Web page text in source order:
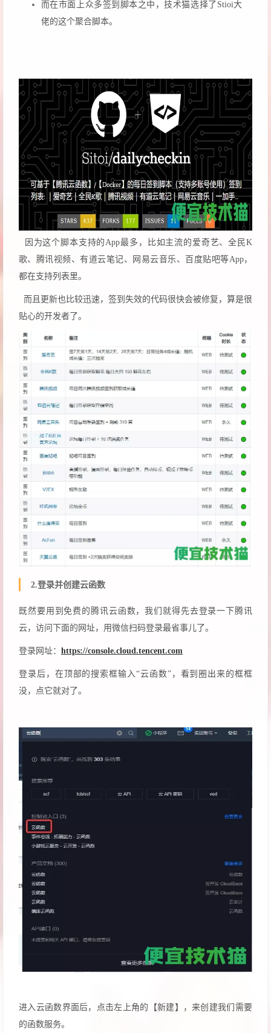
而在市面上众多签到脚本之中，技术猫选择了Stioi大
佬的这个聚合脚本。
因为这个脚本支持的App最多，比如主流的爱奇艺、全民K
歌、腾讯视频、有道云笔记、网易云音乐、百度贴吧等App，
都在支持列表里。
而且更新也比较迅速，签到失效的代码很快会被修复，算是很
贴心的开发者了。
2.登录并创建云函数
既然要用到免费的腾讯云函数，我们就得先去登录一下腾讯
云，访问下面的网址，用微信扫码登录最省事儿了。
登录网址： https://console.cloud.tencent.com
登录后，在顶部的搜索框输入“云函数”，看到圈出来的框框
没，点它就对了。
进入云函数界面后，点击左上角的【新建】，来创建我们需要
的函数服务。